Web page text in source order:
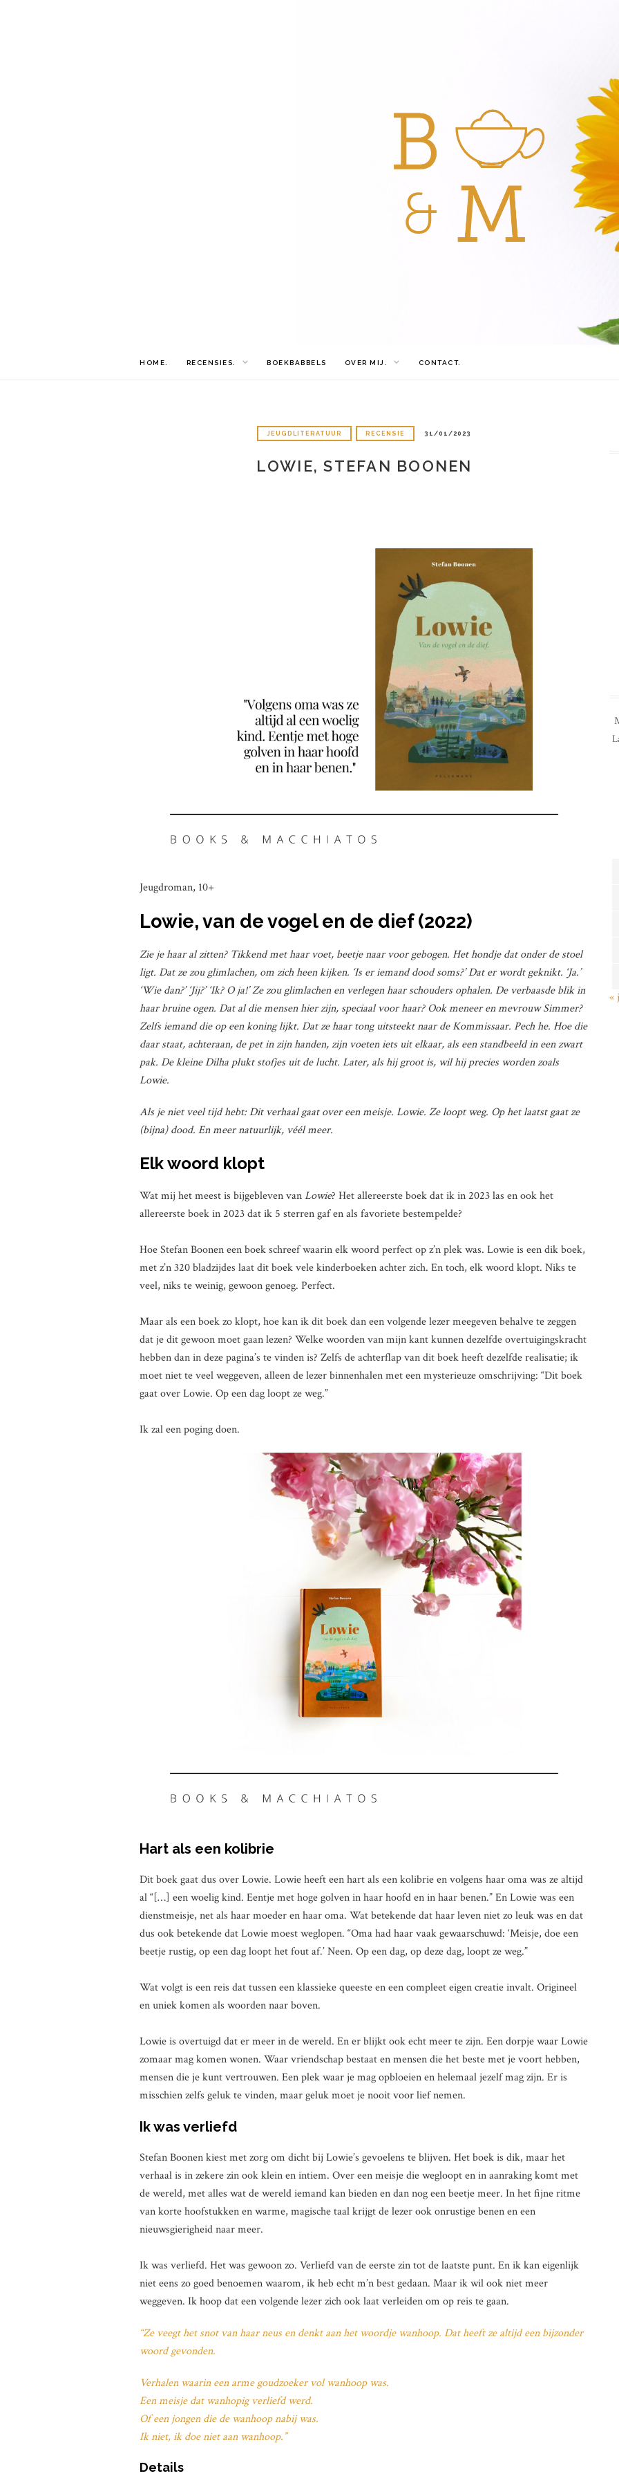
HOME. RECENSIES. BOEKBABBELS OVER MIJ. CONTACT.
JEUGDLITERATUUR RECENSIE 31/01/2023
LOWIE, STEFAN BOONEN
Jeugdroman, 10+
Lowie, van de vogel en de dief (2022)
Zie je haar al zitten? Tikkend met haar voet, beetje naar voor gebogen. Het hondje dat onder de stoel
ligt. Dat ze zou glimlachen, om zich heen kijken. ‘Is er iemand dood soms?’ Dat er wordt geknikt. ‘Ja.’
‘Wie dan?’ ‘Jij?’ ‘Ik? O ja!’ Ze zou glimlachen en verlegen haar schouders ophalen. De verbaasde blik in
haar bruine ogen. Dat al die mensen hier zijn, speciaal voor haar? Ook meneer en mevrouw Simmer?
Zelfs iemand die op een koning lijkt. Dat ze haar tong uitsteekt naar de Kommissaar. Pech he. Hoe die
daar staat, achteraan, de pet in zijn handen, zijn voeten iets uit elkaar, als een standbeeld in een zwart
pak. De kleine Dilha plukt stofjes uit de lucht. Later, als hij groot is, wil hij precies worden zoals
Lowie.
Als je niet veel tijd hebt: Dit verhaal gaat over een meisje. Lowie. Ze loopt weg. Op het laatst gaat ze
(bijna) dood. En meer natuurlijk, véél meer.
Elk woord klopt
Wat mij het meest is bijgebleven vanLowie? Het allereerste boek dat ik in 2023 las en ook het
allereerste boek in 2023 dat ik 5 sterren gaf en als favoriete bestempelde?
Hoe Stefan Boonen een boek schreef waarin elk woord perfect op z’n plek was. Lowie is een dik boek,
met z’n 320 bladzijdes laat dit boek vele kinderboeken achter zich. En toch, elk woord klopt. Niks te
veel, niks te weinig, gewoon genoeg. Perfect.
Maar als een boek zo klopt, hoe kan ik dit boek dan een volgende lezer meegeven behalve te zeggen
dat je dit gewoon moet gaan lezen? Welke woorden van mijn kant kunnen dezelfde overtuigingskracht
hebben dan in deze pagina’s te vinden is? Zelfs de achterflap van dit boek heeft dezelfde realisatie; ik
moet niet te veel weggeven, alleen de lezer binnenhalen met een mysterieuze omschrijving: “Dit boek
gaat over Lowie. Op een dag loopt ze weg.”
Ik zal een poging doen.
Hart als een kolibrie
Dit boek gaat dus over Lowie. Lowie heeft een hart als een kolibrie en volgens haar oma was ze altijd
al “[…] een woelig kind. Eentje met hoge golven in haar hoofd en in haar benen.” En Lowie was een
dienstmeisje, net als haar moeder en haar oma. Wat betekende dat haar leven niet zo leuk was en dat
dus ook betekende dat Lowie moest weglopen. “Oma had haar vaak gewaarschuwd: ‘Meisje, doe een
beetje rustig, op een dag loopt het fout af.’ Neen. Op een dag, op deze dag, loopt ze weg.”
Wat volgt is een reis dat tussen een klassieke queeste en een compleet eigen creatie invalt. Origineel
en uniek komen als woorden naar boven.
Lowie is overtuigd dat er meer in de wereld. En er blijkt ook echt meer te zijn. Een dorpje waar Lowie
zomaar mag komen wonen. Waar vriendschap bestaat en mensen die het beste met je voort hebben,
mensen die je kunt vertrouwen. Een plek waar je mag opbloeien en helemaal jezelf mag zijn. Er is
misschien zelfs geluk te vinden, maar geluk moet je nooit voor lief nemen.
Ik was verliefd
Stefan Boonen kiest met zorg om dicht bij Lowie’s gevoelens te blijven. Het boek is dik, maar het
verhaal is in zekere zin ook klein en intiem. Over een meisje die wegloopt en in aanraking komt met
de wereld, met alles wat de wereld iemand kan bieden en dan nog een beetje meer. In het fijne ritme
van korte hoofstukken en warme, magische taal krijgt de lezer ook onrustige benen en een
nieuwsgierigheid naar meer.
Ik was verliefd. Het was gewoon zo. Verliefd van de eerste zin tot de laatste punt. En ik kan eigenlijk
niet eens zo goed benoemen waarom, ik heb echt m’n best gedaan. Maar ik wil ook niet meer
weggeven. Ik hoop dat een volgende lezer zich ook laat verleiden om op reis te gaan.
“Ze veegt het snot van haar neus en denkt aan het woordje wanhoop. Dat heeft ze altijd een bijzonder
woord gevonden.
Verhalen waarin een arme goudzoeker vol wanhoop was.
Een meisje dat wanhopig verliefd werd.
Of een jongen die de wanhoop nabij was.
Ik niet, ik doe niet aan wanhoop.”
Details
«